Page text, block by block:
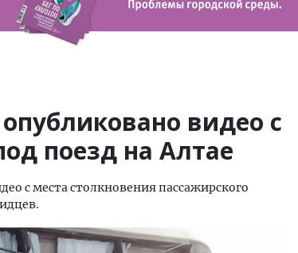
видео с
поезд на Алтае
с места столкновения пассажирского